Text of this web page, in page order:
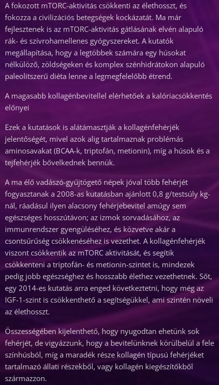
A fokozott mTORC-aktivitás csökkenti az élethosszt, és
fokozza a civilizációs betegségek kockázatát. Ma már
fejlesztenek is az mTORC-aktivitás gátlásának elvén alapuló
rák- és szívrohamellenes gyógyszereket. A kutatók
megállapítása, hogy a legtöbbek számára egy húsokat
nélkülöző, zöldségeken és komplex szénhidrátokon alapuló
paleolitszerű diéta lenne a legmegfelelőbb étrend.
A magasabb kollagénbevitellel elérhetőek a kalóriacsökkentés
előnyei
Ezek a kutatások is alátámasztják a kollagénfehérjék
jelentőségét, mivel azok alig tartalmaznak problémás
aminosavakat (BCAA-k, triptofán, metionin), míg a húsok és a
tejfehérjék bővelkednek bennük.
A ma élő vadászó-gyűjtögető népek jóval több fehérjét
fogyasztanak a 2008-as kutatásban ajánlott 0,8 g/testsúly kg-
nál, ráadásul ilyen alacsony fehérjebevitel amúgy sem
egészséges hosszútávon; az izmok sorvadásához, az
immunrendszer gyengüléséhez, és közvetve akár a
csontsűrűség csökkenéséhez is vezethet. A kollagénfehérjék
viszont csökkentik az mTORC aktivitását, és segítik
csökkenteni a triptofán- és metionin-szintet is, mindezek
pedig jobb egészséghez és hosszabb élethez vezethetnek. Sőt,
egy 2014-es kutatás arra enged következtetni, hogy még az
IGF-1-szint is csökkenthető a segítségükkel, ami szintén növeli
az élethosszt.
Összességében kijelenthető, hogy nyugodtan ehetünk sok
fehérjét, de vigyázzunk, hogy a bevitelünknek körülbelül a fele
színhúsból, míg a maradék része kollagén típusú fehérjéket
tartalmazó állati részekből, vagy kollagén kiegészítőkből
származzon.